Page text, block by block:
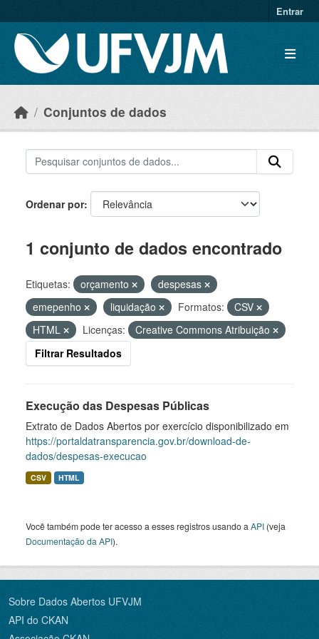
Entrar
Conjuntos de dados
Ordenar por
1 conjunto de dados encontrado
Etiquetas: orçamento
despesas
emepenho
liquidação Formatos:
CSV
HTML
Licenças:
Creative Commons Atribuição
Filtrar Resultados
Execução das Despesas Públicas
Extrato de Dados Abertos por exercício disponibilizado em
https://portaldatransparencia.gov.br/download-de-
dados/despesas-execucao
CSV HTML
Você também pode ter acesso a esses registros usando a API (veja
Documentação da API).
Sobre Dados Abertos UFVJM
API do CKAN